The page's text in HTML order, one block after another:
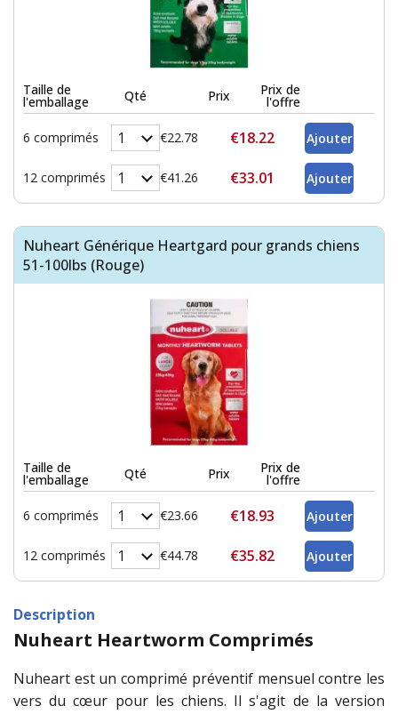
Taille de
l'emballage Qté Prix Prix de
l'offre
6 comprimés €22.78 €18.22
12 comprimés €41.26 €33.01
Nuheart Générique Heartgard pour grands chiens
51-100lbs (Rouge)
Taille de
l'emballage Qté Prix Prix de
l'offre
6 comprimés €23.66 €18.93
12 comprimés €44.78 €35.82
Description
Nuheart Heartworm Comprimés
Nuheart est un comprimé préventif mensuel contre les
vers du cœur pour les chiens. Il s'agit de la version